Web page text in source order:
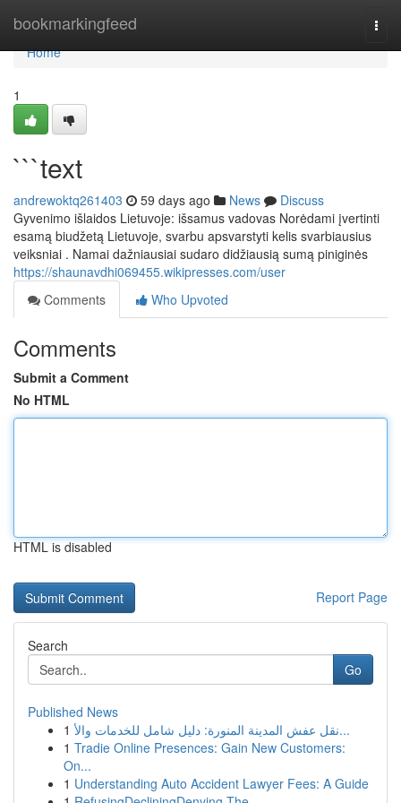
bookmarkingfeed
Home
Home
1
```text
andrewoktq261403 59 days ago News
Discuss
Gyvenimo išlaidos Lietuvoje: išsamus vadovas Norėdami įvertinti
esamą biudžetą Lietuvoje, svarbu apsvarstyti kelis svarbiausius
veiksniai . Namai dažniausiai sudaro didžiausią sumą piniginės
https://shaunavdhi069455.wikipresses.com/user
Comments
Who Upvoted
Comments
Submit a Comment
No HTML
HTML is disabled
Report Page
Search
Go
Published News
1
نقل عفش المدينة المنورة: دليل شامل للخدمات والأ...
1 Tradie Online Presences: Gain New Customers:
On...
1 Understanding Auto Accident Lawyer Fees: A Guide